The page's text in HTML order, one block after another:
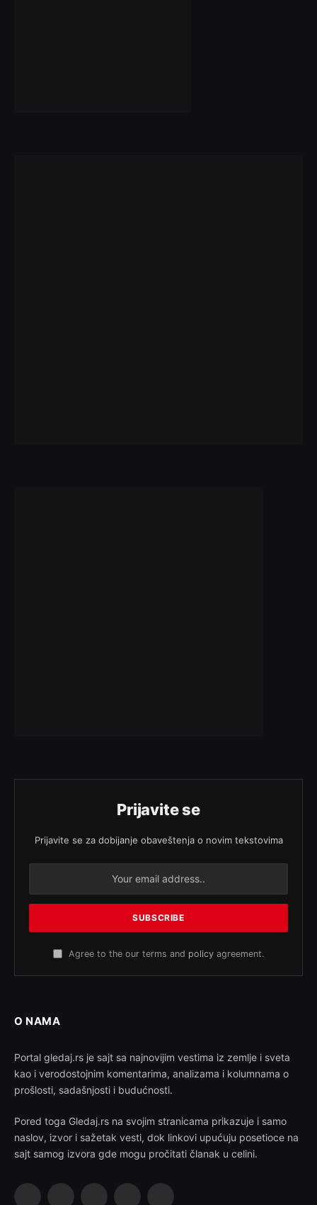
Prijavite se
Prijavite se za dobijanje obaveštenja o novim tekstovima
Agree to the our terms and policy agreement.
O NAMA
Portal gledaj.rs je sajt sa najnovijim vestima iz zemlje i sveta
kao i verodostojnim komentarima, analizama i kolumnama o
prošlosti, sadašnjosti i budućnosti.
Pored toga Gledaj.rs na svojim stranicama prikazuje i samo
naslov, izvor i sažetak vesti, dok linkovi upućuju posetioce na
sajt samog izvora gde mogu pročitati članak u celini.